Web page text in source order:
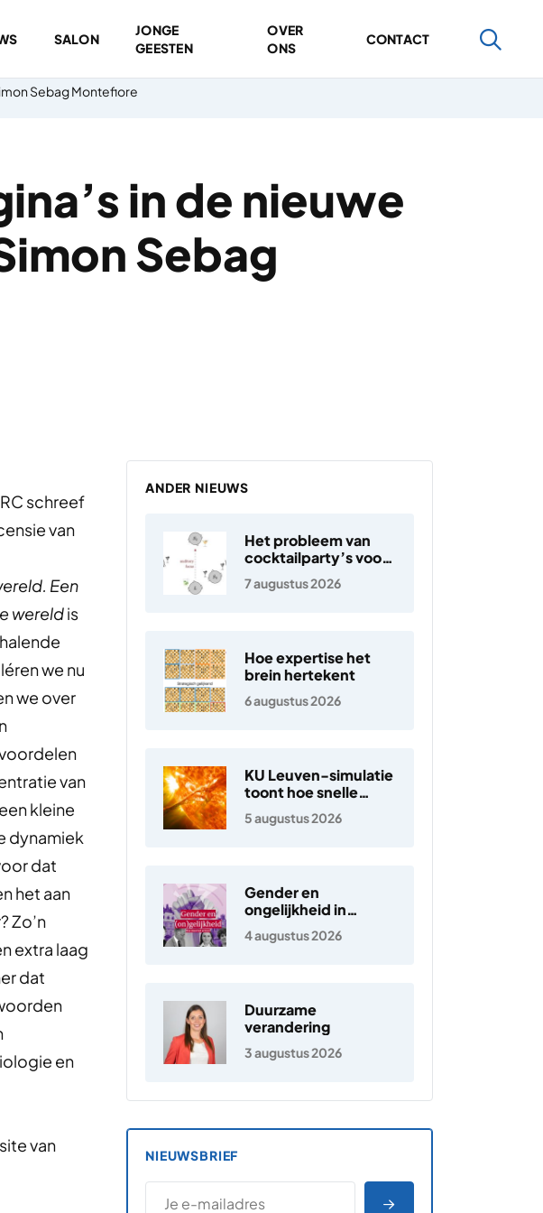
SALON
JONGE
GEESTEN
OVER
ONS
CONTACT
Sebag Montefiore
in de nieuwe
Sebag
schreef
van
Een
wereldis
we nu
we over
van
kleine
dynamiek
dat
het aan
Zo’n
extra laag
dat
en
van
ANDER NIEUWS
Het probleem van
cocktailparty’s voor
hoortoestellen
7 augustus 2026
Hoe expertise het
brein hertekent
6 augustus 2026
KU Leuven-simulatie
toont hoe snelle
elektronen in de
zonnewind ontstaan
5 augustus 2026
Gender en
ongelijkheid in
Nederland
4 augustus 2026
Duurzame
verandering
3 augustus 2026
NIEUWSBRIEF
E-MAILADRES
*
AANMELDEN